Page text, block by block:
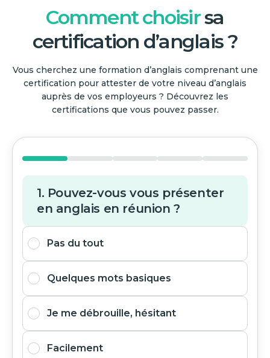
Comment choisirsa
certification d’anglais ?
Vous cherchez une formation d’anglais comprenant une
certification pour attester de votre niveau d’anglais
auprès de vos employeurs ? Découvrez les
certifications que vous pouvez passer.
1. Pouvez-vous vous présenter
en anglais en réunion ?
Pas du tout
Quelques mots basiques
Je me débrouille, hésitant
Facilement